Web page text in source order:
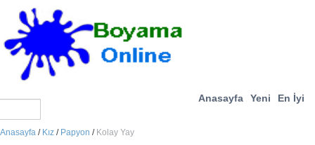
Anasayfa Yeni En İyi
Anasayfa / Kız / Papyon / Kolay Yay